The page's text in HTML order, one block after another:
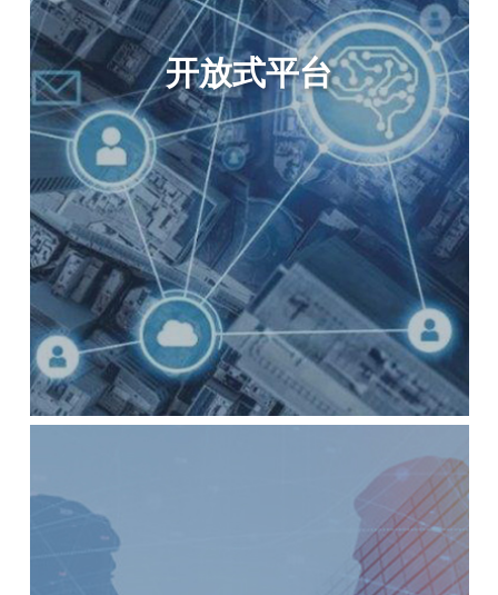
开放式平台
公司作为一个“开放式”平台，充分调动各方利益相
关者的积极性和创造性，汇聚各种资源，进行资源
的梯次配备合理、锐意进取、开拓创新的优秀人才
队伍。